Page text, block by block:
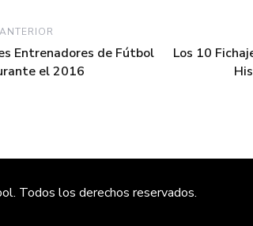
Entrenadores de Fútbol
el 2016
Los 10
. Todos los derechos reservados.